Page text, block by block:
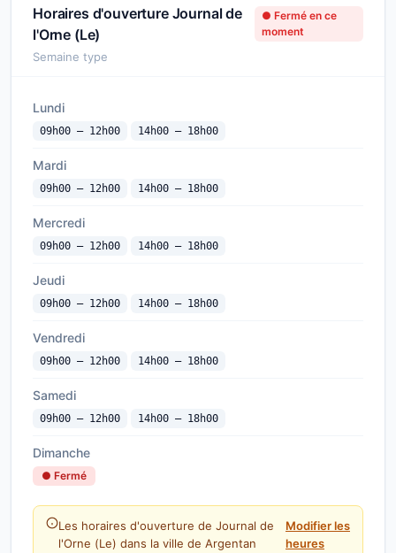
Horaires d'ouverture Journal de
l'Orne (Le)
● Fermé en ce
moment
Semaine type
Lundi
09h00 — 12h00 14h00 — 18h00
Mardi
09h00 — 12h00 14h00 — 18h00
Mercredi
09h00 — 12h00 14h00 — 18h00
Jeudi
09h00 — 12h00 14h00 — 18h00
Vendredi
09h00 — 12h00 14h00 — 18h00
Samedi
09h00 — 12h00 14h00 — 18h00
Dimanche
● Fermé
Les horaires d'ouverture de Journal de
l'Orne (Le) dans la ville de Argentan
Modifier les
heures